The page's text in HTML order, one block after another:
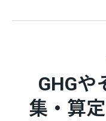
GHGや
集・算